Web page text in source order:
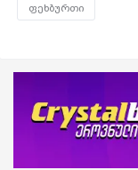
ფეხბურთი